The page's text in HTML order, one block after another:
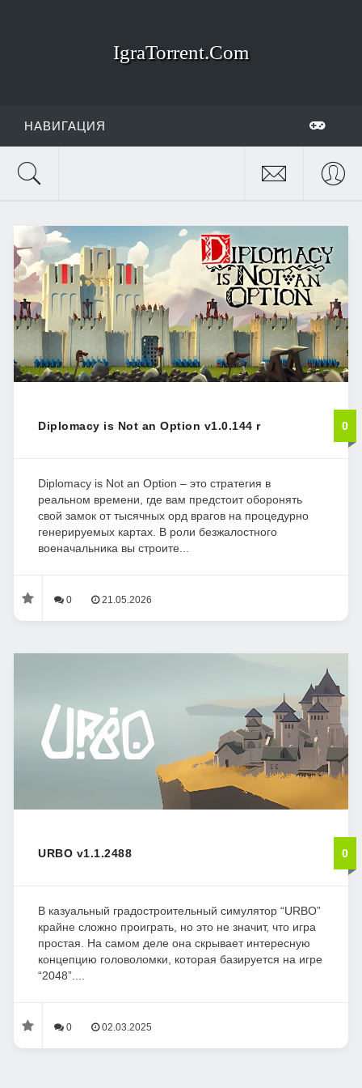
IgraTorrent.Com
НАВИГАЦИЯ
Diplomacy is Not an Option v1.0.144 r 0
Diplomacy is Not an Option – это стратегия в
реальном времени, где вам предстоит оборонять
свой замок от тысячных орд врагов на процедурно
генерируемых картах. В роли безжалостного
военачальника вы строите...
0 21.05.2026
URBO v1.1.2488 0
В казуальный градостроительный симулятор “URBO”
крайне сложно проиграть, но это не значит, что игра
простая. На самом деле она скрывает интересную
концепцию головоломки, которая базируется на игре
“2048”....
0 02.03.2025